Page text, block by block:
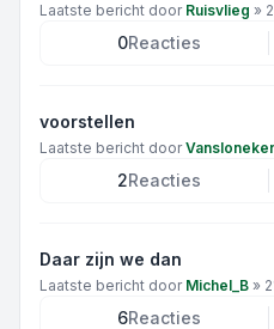
Laatste bericht door Ruisvlieg »
0Reacties
voorstellen
Laatste bericht doorVansloneker
2Reacties
Daar zijn we dan
Laatste bericht door Michel_B »
6Reacties